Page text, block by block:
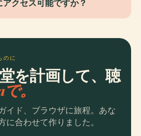
クセス可能ですか？
のに
を計画して、聴
。
イド、ブラウザに旅程。あな
に合わせて作りました。